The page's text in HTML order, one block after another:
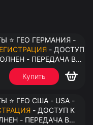
-
- ДОСТУП
- ПЕРЕДАЧА В
Купить
⭐ SNAPCHAT ADS АККАУНТЫ ⭐ ГЕО США - USA -
- ДОСТУП К
- ПЕРЕДАЧА В